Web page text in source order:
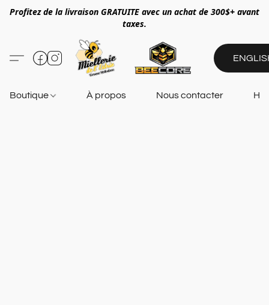
Profitez de la livraison GRATUITE avec un achat de 300$+ avant
taxes.
Boutique À propos Nous contacter